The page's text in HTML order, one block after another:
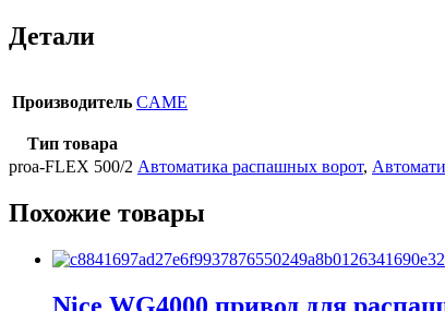
Детали
Производитель CAME
Тип товара
proa-FLEX 500/2 Автоматика распашных ворот,
Похожие товары